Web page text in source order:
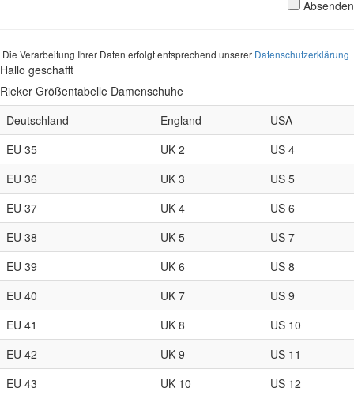
Absenden
Die Verarbeitung Ihrer Daten erfolgt entsprechend unserer Datenschutzerklärung
Hallo geschafft
Rieker Größentabelle Damenschuhe
Deutschland
England
USA
EU 35
UK 2
US 4
EU 36
UK 3
US 5
EU 37
UK 4
US 6
EU 38
UK 5
US 7
EU 39
UK 6
US 8
EU 40
UK 7
US 9
EU 41
UK 8
US 10
EU 42
UK 9
US 11
EU 43
UK 10 US 12